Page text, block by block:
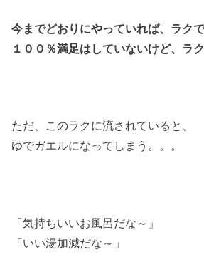
今までどおりにやっていれば、ラクで
１００％満足はしていないけど、ラ
ただ、このラクに流されていると、
ゆでガエルになってしまう。。。
「気持ちいいお風呂だな～」
「いい湯加減だな～」